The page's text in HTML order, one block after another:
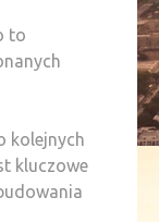
to
kolejnych
kluczowe